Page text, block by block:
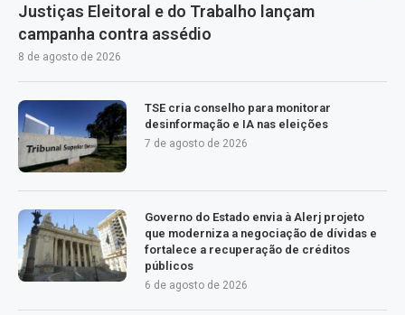
Justiças Eleitoral e do Trabalho lançam
campanha contra assédio
8 de agosto de 2026
TSE cria conselho para monitorar
desinformação e IA nas eleições
7 de agosto de 2026
Governo do Estado envia à Alerj projeto
que moderniza a negociação de dívidas e
fortalece a recuperação de créditos
públicos
6 de agosto de 2026